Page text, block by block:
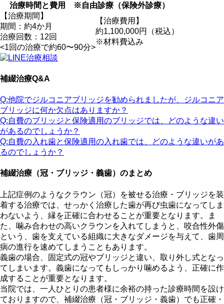
治療時間と費用 ※自由診療（保険外診療）
【治療期間】
期間：約4か月
治療回数：12回
<1回の治療で約60〜90分>
【治療費用】
約1,100,000円（税込）
※材料費込み
補綴治療Q&A
Q:他院でジルコニアブリッジを勧められましたが、ジルコニア
ブリッジに何か欠点はありますか？
Q:自費のブリッジと保険適用のブリッジでは、どのような違い
があるのでしょうか？
Q:自費の入れ歯と保険適用の入れ歯では、どのような違いがあ
るのでしょうか？
補綴治療（冠・ブリッジ・義歯）のまとめ
上記症例のようなクラウン（冠）を被せる治療・ブリッジを装
着する治療では、せっかく治療した歯が再び虫歯になってしま
わないよう、縁を正確に合わせることが重要となります。ま
た、噛み合わせの高いクラウンを入れてしまうと、咬合性外傷
という、歯を支えている組織に大きなダメージを与えて、歯周
病の進行を速めてしまうこともあります。
義歯の場合、固定式の冠やブリッジと違い、取り外し式となっ
てしまいます。義歯になってもしっかり噛めるよう、正確に作
成することが重要となります。
当院では、一人ひとりの患者様に余裕の持った診療時間を設け
ておりますので、補綴治療（冠・ブリッジ・義歯）でも正確・